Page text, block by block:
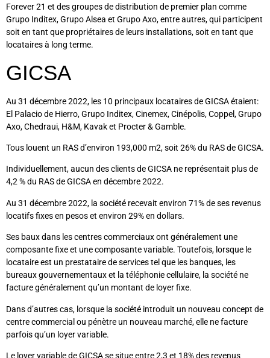
Forever 21 et des groupes de distribution de premier plan comme
Grupo Inditex, Grupo Alsea et Grupo Axo, entre autres, qui participent
soit en tant que propriétaires de leurs installations, soit en tant que
locataires à long terme.
GICSA
Au 31 décembre 2022, les 10 principaux locataires de GICSA étaient:
El Palacio de Hierro, Grupo Inditex, Cinemex, Cinépolis, Coppel, Grupo
Axo, Chedraui, H&M, Kavak et Procter & Gamble.
Tous louent un RAS d’environ 193,000 m2, soit 26% du RAS de GICSA.
Individuellement, aucun des clients de GICSA ne représentait plus de
4,2 % du RAS de GICSA en décembre 2022.
Au 31 décembre 2022, la société recevait environ 71% de ses revenus
locatifs fixes en pesos et environ 29% en dollars.
Ses baux dans les centres commerciaux ont généralement une
composante fixe et une composante variable. Toutefois, lorsque le
locataire est un prestataire de services tel que les banques, les
bureaux gouvernementaux et la téléphonie cellulaire, la société ne
facture généralement qu’un montant de loyer fixe.
Dans d’autres cas, lorsque la société introduit un nouveau concept de
centre commercial ou pénètre un nouveau marché, elle ne facture
parfois qu’un loyer variable.
Le loyer variable de GICSA se situe entre 2,3 et 18% des revenus